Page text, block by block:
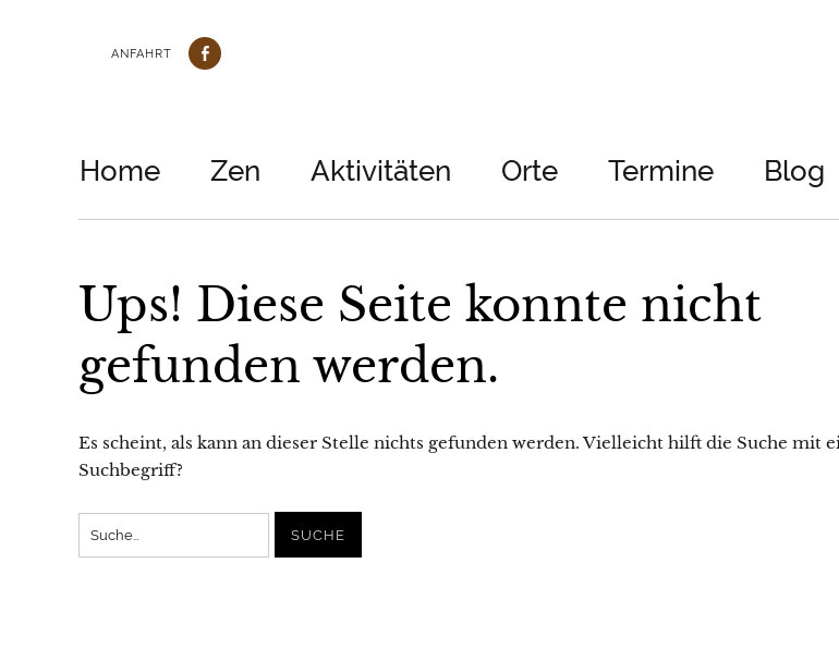
ANFAHRT
Home Zen Aktivitäten Orte Termine Blog
Ups! Diese Seite konnte nicht
gefunden werden.
Es scheint, als kann an dieser Stelle nichts gefunden werden. Vielleicht hilft die Suche mit
Suchbegriff?